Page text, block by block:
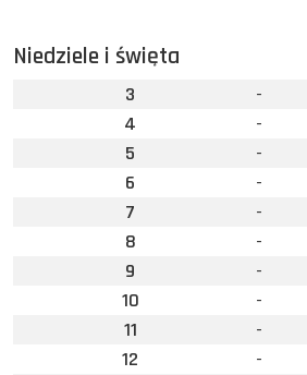
Niedziele i święta
3
-
4
-
5
-
6
-
7
-
8
-
9
-
10
-
11
-
12
-